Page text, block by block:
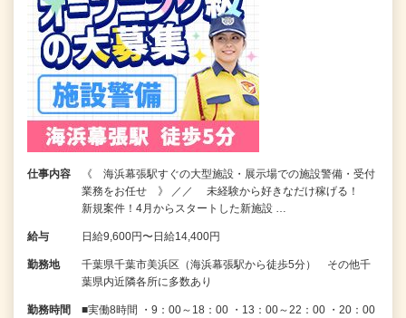
仕事内容
《 海浜幕張駅すぐの大型施設・展示場での施設警備・受付
業務をお任せ 》 ／／ 未経験から好きなだけ稼げる！
新規案件！4月からスタートした新施設 …
給与 日給9,600円〜日給14,400円
勤務地
千葉県千葉市美浜区（海浜幕張駅から徒歩5分） その他千
葉県内近隣各所に多数あり
勤務時間
■実働8時間 ・9：00～18：00 ・13：00～22：00 ・20：00